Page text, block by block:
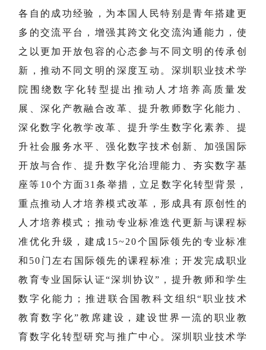
各自的成功经验，为本国人民特别是青年搭建更
多的交流平台，增强其跨文化交流沟通能力，使
之以更加开放包容的心态参与不同文明的传承创
新，推动不同文明的深度互动。深圳职业技术学
院围绕数字化转型提出推动人才培养高质量发
展、深化产教融合改革、提升教师数字化能力、
深化数字化教学改革、提升学生数字化素养、提
升社会服务水平、强化数字技术创新、加强国际
开放与合作、提升数字化治理能力、夯实数字基
座等10个方面31条举措，立足数字化转型背景，
重点推动人才培养模式改革，形成具有原创性的
人才培养模式；推动专业标准迭代更新与课程标
准优化升级，建成15~20个国际领先的专业标准
和50门左右国际领先的课程标准；开发完成职业
教育专业国际认证“深圳协议”，提升教师和学生
数字化能力；推进联合国教科文组织“职业技术
教育数字化”教席建设，建设世界一流的职业教
育数字化转型研究与推广中心。深圳职业技术学